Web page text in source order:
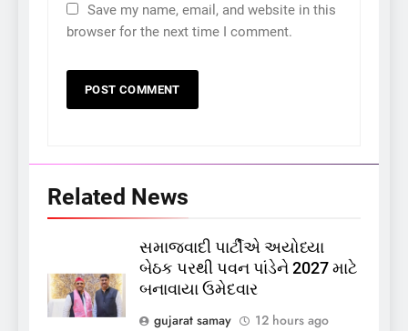
Save my name, email, and website in this
browser for the next time I comment.
Related News
સમાજવાદી પાર્ટીએ અયોધ્યા
બેઠક પરથી પવન પાંડેને 2027 માટે
બનાવાયા ઉમેદવાર
gujarat samay
12 hours ago
5